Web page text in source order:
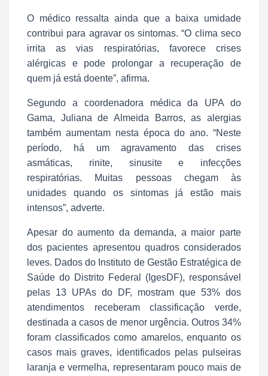
O médico ressalta ainda que a baixa umidade
contribui para agravar os sintomas. “O clima seco
irrita as vias respiratórias, favorece crises
alérgicas e pode prolongar a recuperação de
quem já está doente”, afirma.
Segundo a coordenadora médica da UPA do
Gama, Juliana de Almeida Barros, as alergias
também aumentam nesta época do ano. “Neste
período, há um agravamento das crises
asmáticas, rinite, sinusite e infecções
respiratórias. Muitas pessoas chegam às
unidades quando os sintomas já estão mais
intensos”, adverte.
Apesar do aumento da demanda, a maior parte
dos pacientes apresentou quadros considerados
leves. Dados do Instituto de Gestão Estratégica de
Saúde do Distrito Federal (IgesDF), responsável
pelas 13 UPAs do DF, mostram que 53% dos
atendimentos receberam classificação verde,
destinada a casos de menor urgência. Outros 34%
foram classificados como amarelos, enquanto os
casos mais graves, identificados pelas pulseiras
laranja e vermelha, representaram pouco mais de